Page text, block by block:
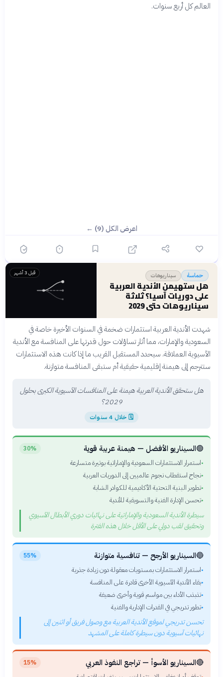
العالم كل أربع سنوات.
اعرض الكل (9) ←
حماسة سيناريوهات
هل ستهيمن الأندية العربية
على دوريات آسيا؟ ثلاثة
سيناريوهات حتى 2029
قبل 3 أشهر
شهدت الأندية العربية استثمارات ضخمة في السنوات الأخيرة خاصة في
السعودية والإمارات، مما أثار تساؤلات حول قدرتها على المنافسة مع الأندية
الآسيوية العملاقة. سيحدد المستقبل القريب ما إذا كانت هذه الاستثمارات
ستترجم إلى هيمنة إقليمية حقيقية أم ستبقى المنافسة متوازنة.
هل ستحقق الأندية العربية هيمنة على المنافسات الآسيوية الكبرى بحلول
2029؟
🗓 خلال 4 سنوات
🟢السيناريو الأفضل — هيمنة عربية قوية 30%
•استمرار الاستثمارات السعودية والإماراتية بوتيرة متسارعة
•نجاح استقطاب نجوم عالميين إلى الدوريات العربية
•تطوير البنية التحتية الأكاديمية للكوادر الشابة
•تحسن الإدارة الفنية والتسويقية للأندية
سيطرة الأندية السعودية والإماراتية على نهائيات دوري الأبطال الآسيوي
وتحقيق لقب دولي على الأقل خلال هذه الفترة
🔵السيناريو الأرجح — تنافسية متوازنة 55%
•استمرار الاستثمارات بمستويات معقولة دون زيادة جذرية
•بقاء الأندية الآسيوية الأخرى قادرة على المنافسة
•تذبذب الأداء بين مواسم قوية وأخرى ضعيفة
•تطور تدريجي في القدرات الإدارية والفنية
تحسن تدريجي لموقع الأندية العربية مع وصول فريق أو اثنين إلى
نهائيات آسيوية دون سيطرة كاملة على المشهد
🔴السيناريو الأسوأ — تراجع النفوذ العربي 15%